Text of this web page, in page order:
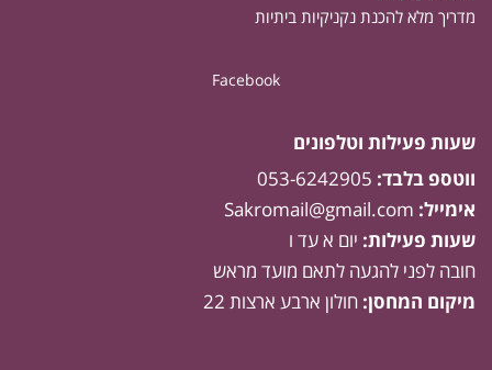
מדריך מלא להכנת נקניקיות ביתיות
Facebook
שעות פעילות וטלפונים
ווטספ בלבד: 053-6242905
אימייל: Sakromail@gmail.com
שעות פעילות: יום א עד ו
חובה לפני להגעה לתאם מועד מראש
מיקום המחסן: חולון ארבע ארצות 22